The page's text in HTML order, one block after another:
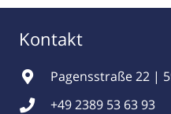
Kontakt
Pagensstraße 22 |
+49 2389 53 63 93